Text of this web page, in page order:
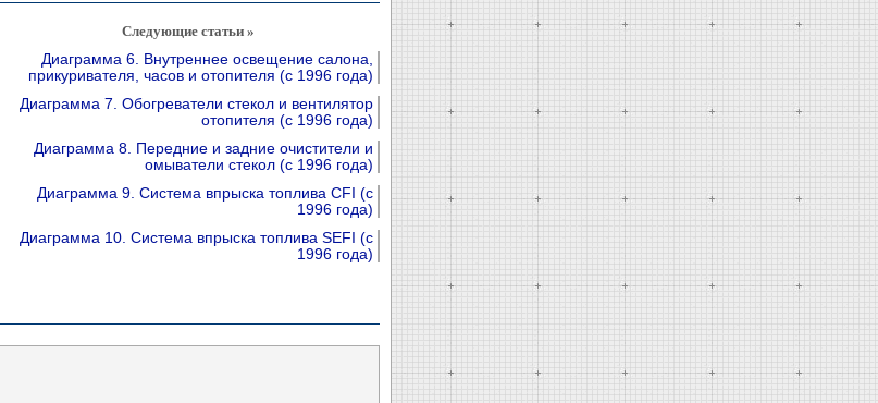
Следующие статьи »
Диаграмма 6. Внутреннее освещение салона,
прикуривателя, часов и отопителя (с 1996 года)
Диаграмма 7. Обогреватели стекол и вентилятор
отопителя (с 1996 года)
Диаграмма 8. Передние и задние очистители и
омыватели стекол (с 1996 года)
Диаграмма 9. Система впрыска топлива CFI (с
1996 года)
Диаграмма 10. Система впрыска топлива SEFI (с
1996 года)